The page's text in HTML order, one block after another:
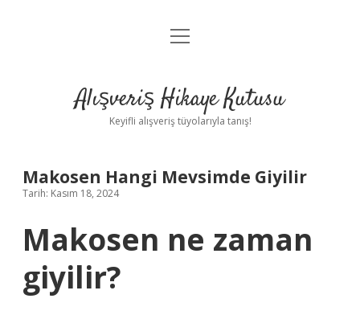
Anasayfa
Yasal Uyarı
menüyü
Alışveriş Hikaye Kutusu
Keyifli alışveriş tüyolarıyla tanış!
Makosen Hangi Mevsimde Giyilir
Tarih: Kasım 18, 2024
Makosen ne zaman
giyilir?